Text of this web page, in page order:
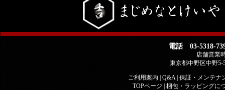
電話 03-5318-
店舗営業
東京都中野区中野
ご利用案内 Q&A| 保証・メンテナ
TOPページ
梱包・ラッピングに